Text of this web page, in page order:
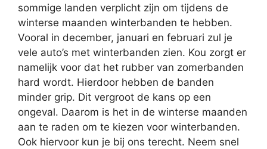
sommige landen verplicht zijn om tijdens de
winterse maanden winterbanden te hebben.
Vooral in december, januari en februari zul je
vele auto’s met winterbanden zien. Kou zorgt er
namelijk voor dat het rubber van zomerbanden
hard wordt. Hierdoor hebben de banden
minder grip. Dit vergroot de kans op een
ongeval. Daarom is het in de winterse maanden
aan te raden om te kiezen voor winterbanden.
Ook hiervoor kun je bij ons terecht. Neem snel